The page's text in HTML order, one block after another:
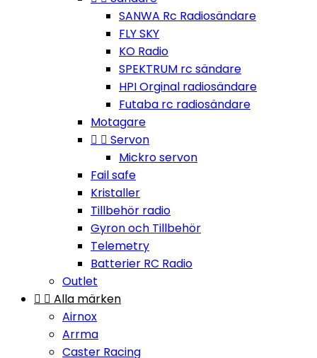
SANWA Rc Radiosändare
FLY SKY
KO Radio
SPEKTRUM rc sändare
HPI Orginal radiosändare
Futaba rc radiosändare
Motagare
  Servon
Mickro servon
Fail safe
Kristaller
Tillbehör radio
Gyron och Tillbehör
Telemetry
Batterier RC Radio
Outlet
  Alla märken
Airnox
Arrma
Caster Racing